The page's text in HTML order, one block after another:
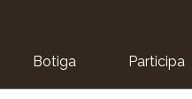
Botiga Participa